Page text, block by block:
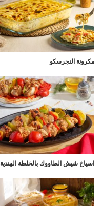
مكرونة النجرسكو
اسياخ شيش الطاووك بالخلطة الهندية